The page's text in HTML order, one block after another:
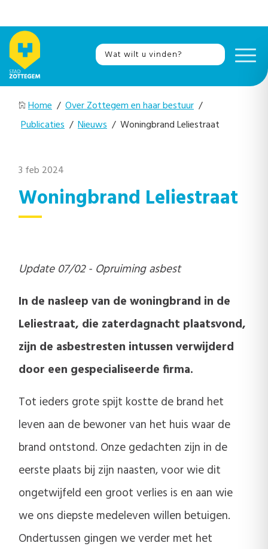
Home / Over Zottegem en haar bestuur /
Publicaties / Nieuws / Woningbrand Leliestraat
3 feb 2024
Woningbrand Leliestraat
Update 07/02 - Opruiming asbest
In de nasleep van de woningbrand in de
Leliestraat, die zaterdagnacht plaatsvond,
zijn de asbestresten intussen verwijderd
door een gespecialiseerde firma.
Tot ieders grote spijt kostte de brand het
leven aan de bewoner van het huis waar de
brand ontstond. Onze gedachten zijn in de
eerste plaats bij zijn naasten, voor wie dit
ongetwijfeld een groot verlies is en aan wie
we ons diepste medeleven willen betuigen.
Ondertussen gingen we verder met het